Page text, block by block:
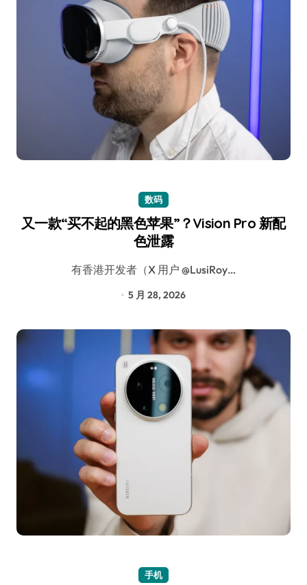
数码
又一款“买不起的黑色苹果”？Vision Pro 新配
色泄露
有香港开发者（X 用户 @LusiRoy…
5 月 28, 2026
手机